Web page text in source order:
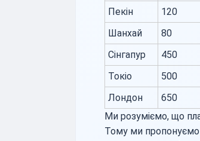
Пекін
120
Шанхай
80
Сінгапур
450
Токіо
500
Лондон
650
Ми розуміємо, що
Тому ми пропонуємо